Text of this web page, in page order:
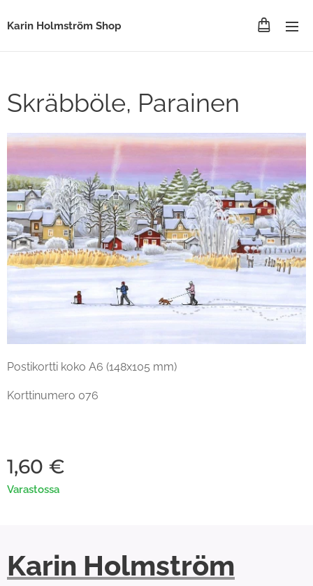
Karin Holmström Shop
Skräbböle, Parainen
Postikortti koko A6 (148x105 mm)
Korttinumero 076
1,60 €
Varastossa
Karin Holmström